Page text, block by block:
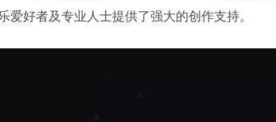
好者及专业人士提供了强大的创作支持。